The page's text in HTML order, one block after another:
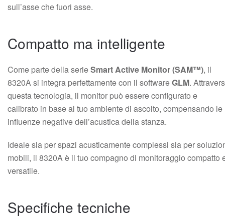
sull’asse che fuori asse.
Compatto ma intelligente
Come parte della serieSmart Active Monitor (SAM™), il
8320A si integra perfettamente con il softwareGLM.
questa tecnologia, il monitor può essere configurato e
calibrato in base al tuo ambiente di ascolto, compensando le
influenze negative dell’acustica della stanza.
Ideale sia per spazi acusticamente complessi sia per
mobili, il 8320A è il tuo compagno di monitoraggio compatto
versatile.
Specifiche tecniche